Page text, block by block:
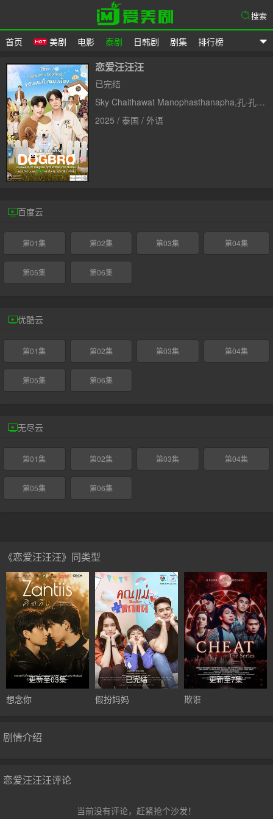
爱美剧
首页 美剧 电影 泰剧 日韩剧 剧集 排行榜
搜索
恋爱汪汪汪
已完结
Sky Chaithawat Manophasthanapha,孔·孔蓬·法尔瓦罗杰,帕努帕特·阿诺玛契提
2025 / 泰国 / 外语
百度云
第01集 第02集 第03集 第04集
第05集 第06集
优酷云
第01集 第02集 第03集 第04集
第05集 第06集
无尽云
第01集 第02集 第03集 第04集
第05集 第06集
《恋爱汪汪汪》同类型
更新至03集
想念你
已完结
假扮妈妈
更新至7集
欺诳
剧情介绍
恋爱汪汪汪评论
当前没有评论，赶紧抢个沙发！